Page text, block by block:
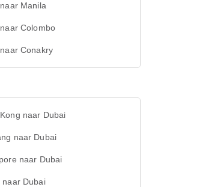
Manila
Colombo
Conakry
naar Dubai
naar Dubai
naar Dubai
naar Dubai